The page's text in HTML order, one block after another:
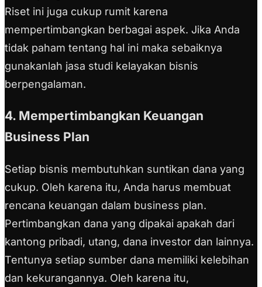
Riset ini juga cukup rumit karena
mempertimbangkan berbagai aspek. Jika Anda
tidak paham tentang hal ini maka sebaiknya
gunakanlah jasa studi kelayakan bisnis
berpengalaman.
4. Mempertimbangkan Keuangan
Business Plan
Setiap bisnis membutuhkan suntikan dana yang
cukup. Oleh karena itu, Anda harus membuat
rencana keuangan dalam business plan.
Pertimbangkan dana yang dipakai apakah dari
kantong pribadi, utang, dana investor dan lainnya.
Tentunya setiap sumber dana memiliki kelebihan
dan kekurangannya. Oleh karena itu,